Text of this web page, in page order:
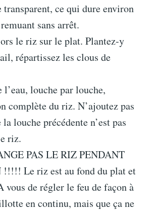
transparent, ce qui dure environ
sans arrêt.
le riz sur le plat. Plantez-y
répartissez les clous de
l’eau, louche par louche,
complète du riz. N’ajoutez pas
la louche précédente n’est pas
riz.
PAS LE RIZ PENDANT
!!!!! Le riz est au fond du plat et
vous de régler le feu de façon à
en continu, mais que ça ne